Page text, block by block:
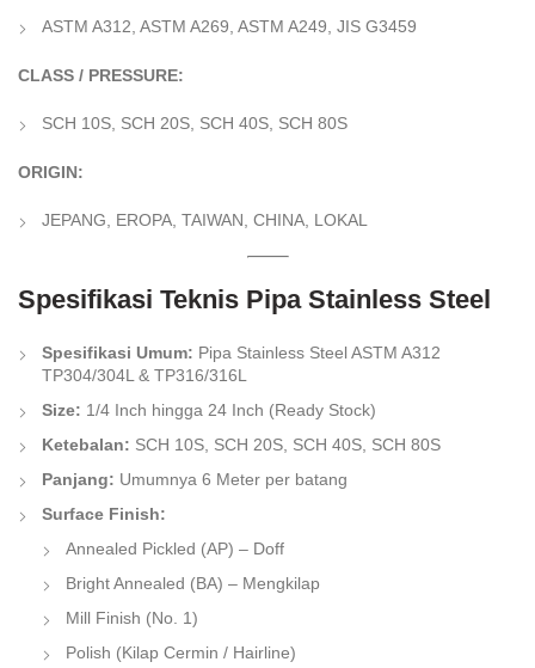
ASTM A312, ASTM A269, ASTM A249, JIS G3459
CLASS / PRESSURE:
SCH 10S, SCH 20S, SCH 40S, SCH 80S
ORIGIN:
JEPANG, EROPA, TAIWAN, CHINA, LOKAL
Spesifikasi Teknis Pipa Stainless Steel
Spesifikasi Umum: Pipa Stainless Steel ASTM A312
TP304/304L & TP316/316L
Size: 1/4 Inch hingga 24 Inch (Ready Stock)
Ketebalan: SCH 10S, SCH 20S, SCH 40S, SCH 80S
Panjang: Umumnya 6 Meter per batang
Surface Finish:
Annealed Pickled (AP) – Doff
Bright Annealed (BA) – Mengkilap
Mill Finish (No. 1)
Polish (Kilap Cermin / Hairline)